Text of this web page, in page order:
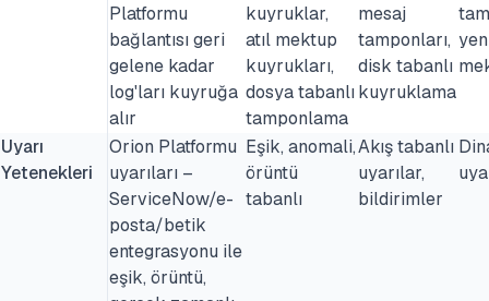
Platformu
bağlantısı geri
gelene kadar
log'ları kuyruğa
alır
kuyruklar,
atıl mektup
kuyrukları,
dosya tabanlı
tamponlama
mesaj
tamponları,
disk tabanlı
kuyruklama
Uyarı
Yetenekleri
Orion Platformu
uyarıları –
ServiceNow/e-
posta/betik
entegrasyonu ile
eşik, örüntü,
Eşik, anomali,
örüntü
tabanlı
Akış tabanlı
uyarılar,
bildirimler